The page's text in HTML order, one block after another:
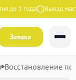
до 1 года Выезд
Заявка
Восстановление